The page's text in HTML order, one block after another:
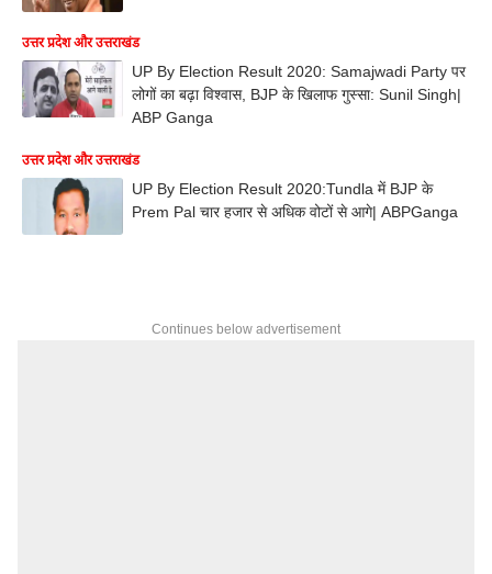
उत्तर प्रदेश और उत्तराखंड
UP By Election Result 2020: Samajwadi Party पर
लोगों का बढ़ा विश्वास, BJP के खिलाफ गुस्सा: Sunil Singh|
ABP Ganga
उत्तर प्रदेश और उत्तराखंड
UP By Election Result 2020:Tundla में BJP के
Prem Pal चार हजार से अधिक वोटों से आगे| ABPGanga
Continues below advertisement